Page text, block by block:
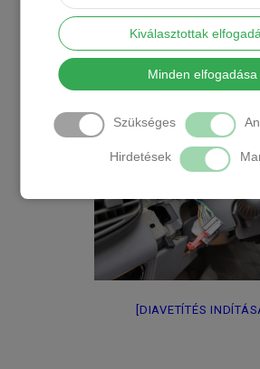
Kiválasztottak
Minden elfogadása
Szükséges
Hirdetések
[DIAVETÍTÉS